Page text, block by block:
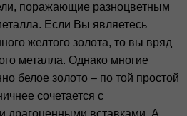
поражающие разноцветным
Если Вы являетесь
желтого золота, то вы вряд
металла. Однако многие
белое золото – по той простой
сочетается с